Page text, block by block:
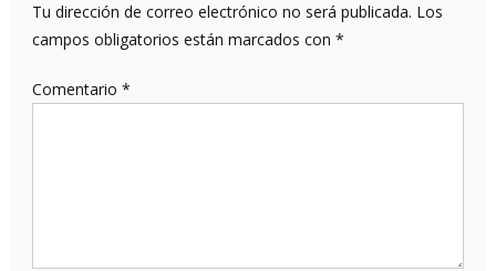
Tu dirección de correo electrónico no será publicada. Los
campos obligatorios están marcados con *
Comentario *